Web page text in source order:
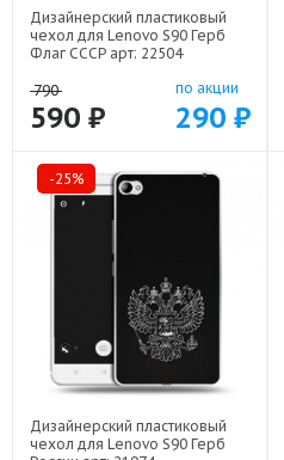
Дизайнерский пластиковый
чехол для Lenovo S90 Герб
Флаг СССР арт: 22504
790
590 ₽
по акции
290 ₽
-25%
Дизайнерский пластиковый
чехол для Lenovo S90 Герб